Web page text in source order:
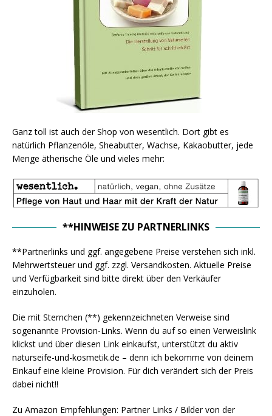
Ganz toll ist auch der Shop von wesentlich. Dort gibt es
natürlich Pflanzenöle, Sheabutter, Wachse, Kakaobutter, jede
Menge ätherische Öle und vieles mehr:
**HINWEISE ZU PARTNERLINKS
**Partnerlinks und ggf. angegebene Preise verstehen sich inkl.
Mehrwertsteuer und ggf. zzgl. Versandkosten. Aktuelle Preise
und Verfügbarkeit sind bitte direkt über den Verkäufer
einzuholen.
Die mit Sternchen (**) gekennzeichneten Verweise sind
sogenannte Provision-Links. Wenn du auf so einen Verweislink
klickst und über diesen Link einkaufst, unterstützt du aktiv
naturseife-und-kosmetik.de – denn ich bekomme von deinem
Einkauf eine kleine Provision. Für dich verändert sich der Preis
dabei nicht!!
Zu Amazon Empfehlungen: Partner Links / Bilder von der